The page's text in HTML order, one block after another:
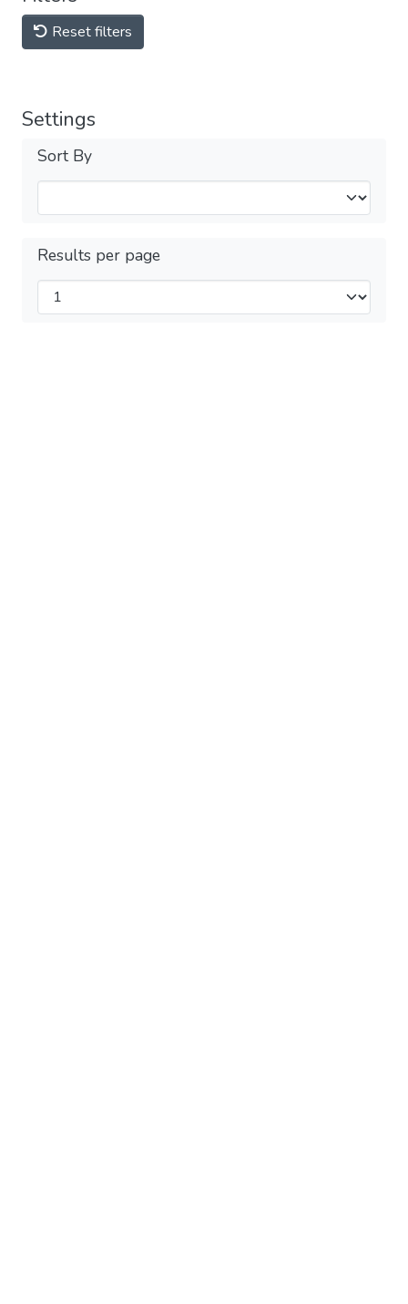
Reset filters
Settings
Sort By
Results per page